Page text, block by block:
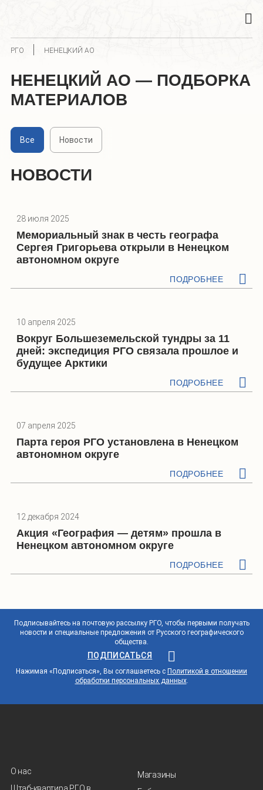
РГО НЕНЕЦКИЙ АО
НЕНЕЦКИЙ АО — ПОДБОРКА
МАТЕРИАЛОВ
Все Новости
НОВОСТИ
28 июля 2025
Мемориальный знак в честь географа
Сергея Григорьева открыли в Ненецком
автономном округе
ПОДРОБНЕЕ
10 апреля 2025
Вокруг Большеземельской тундры за 11
дней: экспедиция РГО связала прошлое и
будущее Арктики
ПОДРОБНЕЕ
07 апреля 2025
Парта героя РГО установлена в Ненецком
автономном округе
ПОДРОБНЕЕ
12 декабря 2024
Акция «География — детям» прошла в
Ненецком автономном округе
ПОДРОБНЕЕ
Подписывайтесь на почтовую рассылку РГО, чтобы первыми получать
новости и специальные предложения от Русского географического
общества.
ПОДПИСАТЬСЯ
Нажимая «Подписаться», Вы соглашаетесь с Политикой в отношении
обработки персональных данных.
О нас
Штаб-квартира РГО в
Магазины